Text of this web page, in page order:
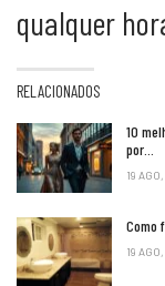
qualquer
RELACIONADOS
10
por…
19
Como
19